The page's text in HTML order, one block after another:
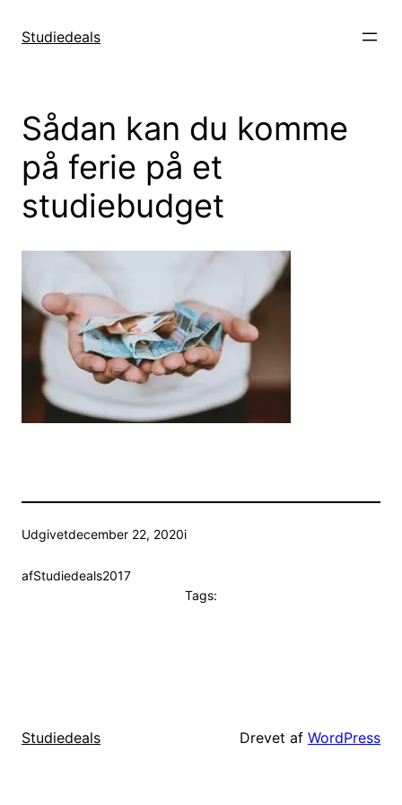
Studiedeals
Sådan kan du komme
på ferie på et
studiebudget
Udgivetdecember 22, 2020i
afStudiedeals2017
Tags:
Studiedeals Drevet af WordPress